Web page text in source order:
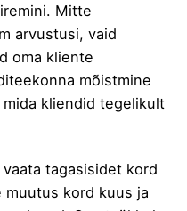
Mitte
arvustusi, vaid
oma kliente
mõistmine
kliendid tegelikult
tagasisidet kord
kord kuus ja